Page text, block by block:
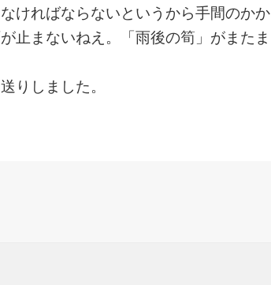
ければならないというから手間のかか
止まないねえ。「雨後の筍」がまたま
りしました。